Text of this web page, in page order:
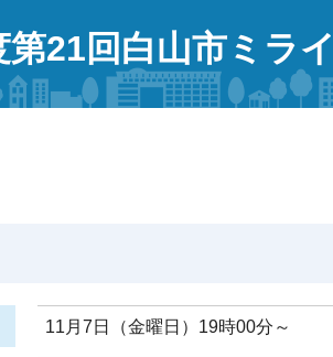
第21回白山市ミラ
11月7日（金曜日）19時00分～